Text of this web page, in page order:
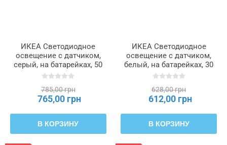
ИКЕА Светодиодное
освещение с датчиком,
серый, на батарейках, 50
см KÖLVATTEN, 205.941.75
785,00 грн
765,00 грн
В КОРЗИНУ
ИКЕА Светодиодное
освещение с датчиком,
белый, на батарейках, 30
см KÖLVATTEN, 605.224.88
628,00 грн
612,00 грн
В КОРЗИНУ